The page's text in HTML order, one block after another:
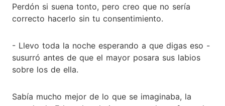
Perdón si suena tonto, pero creo que no sería
correcto hacerlo sin tu consentimiento.
- Llevo toda la noche esperando a que digas eso -
susurró antes de que el mayor posara sus labios
sobre los de ella.
Sabía mucho mejor de lo que se imaginaba, la